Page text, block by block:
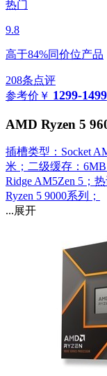
热门
9.8
高于84%同价位产品
208条点评
参考价 ￥ 1299-1499
AMD Ryzen 5
插槽类型：Socket
米；二级缓存：
Ridge AM5Zen 5；
Ryzen 5 9000系列；
...展开